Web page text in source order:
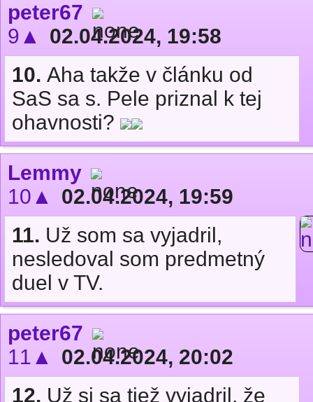
peter67
9▲
02.04.2024, 19:58
10. Aha takže v článku od
SaS sa s. Pele priznal k tej
ohavnosti?
Lemmy
10▲
02.04.2024, 19:59
11. Už som sa vyjadril,
nesledoval som predmetný
duel v TV.
peter67
11▲
02.04.2024, 20:02
12. Už si sa tiež vyjadril, že